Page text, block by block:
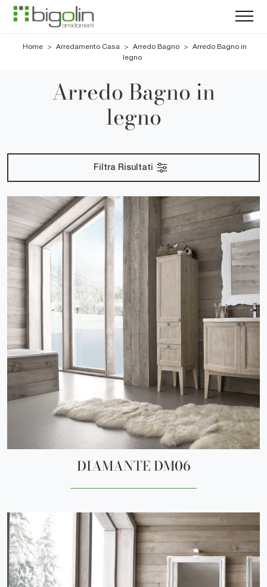
Home > Arredamento Casa > Arredo Bagno > Arredo Bagno in
legno
Arredo Bagno in
legno
Filtra Risultati
DIAMANTE DM06